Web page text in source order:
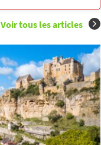
Voir tous les articles